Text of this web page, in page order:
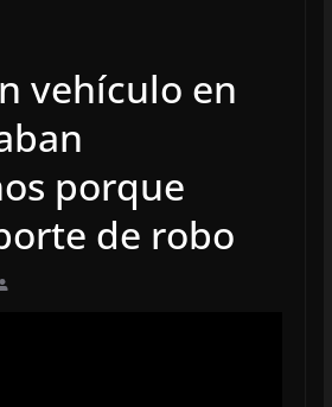
vehículo en
porque
de robo